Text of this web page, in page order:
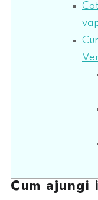
Cum ajungi